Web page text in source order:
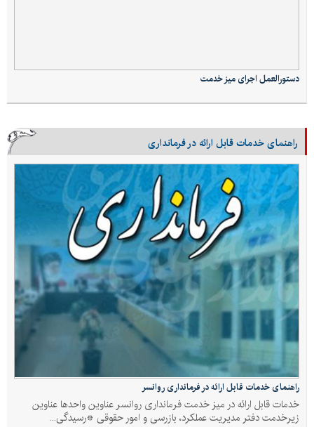
دستورالعمل اجرای میز خدمت
راهنمای خدمات قابل ارائه در فرمانداری
راهنمای خدمات قابل ارائه در فرمانداری روانسر
خدمات قابل ارائه در میز خدمت فرمانداری روانسر عناوین واحدها عناوین
زیرخدمت دفتر مدیریت عملکرد، بازرسی و امور حقوقی *رسیدگی...